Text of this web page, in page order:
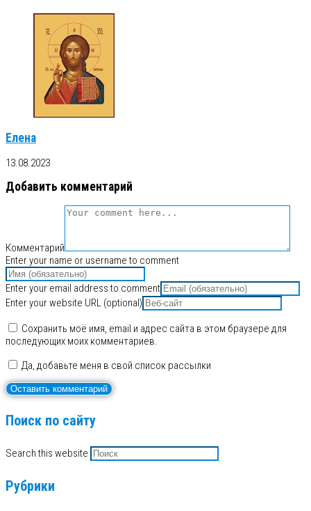
Елена
13.08.2023
Добавить комментарий
Комментарий
Enter your name or username to comment
Enter your email address to comment
Enter your website URL (optional)
Сохранить моё имя, email и адрес сайта в этом браузере для
последующих моих комментариев.
Да, добавьте меня в свой список рассылки
Поиск по сайту
Search this website
Рубрики